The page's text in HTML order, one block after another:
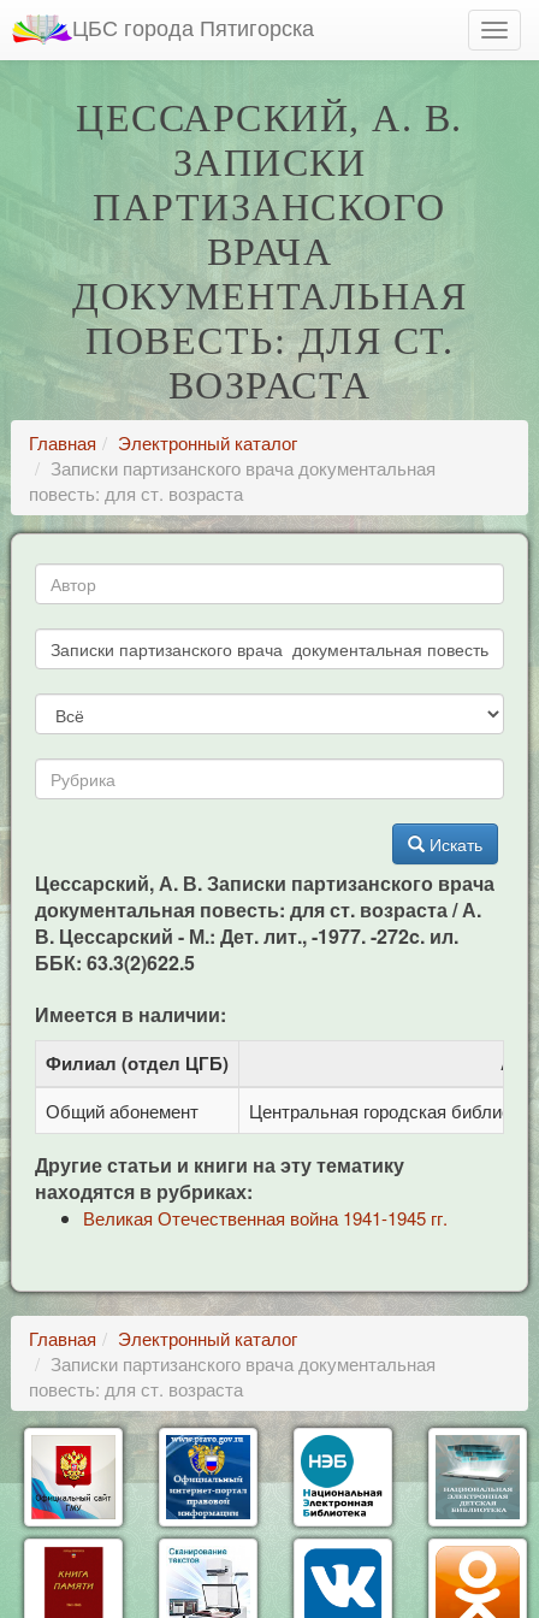
ЦБС города Пятигорска
ЦЕССАРСКИЙ, А. В.
ЗАПИСКИ
ПАРТИЗАНСКОГО
ВРАЧА
ДОКУМЕНТАЛЬНАЯ
ПОВЕСТЬ: ДЛЯ СТ.
ВОЗРАСТА
Главная
Электронный каталог
Записки партизанского врача документальная
повесть: для ст. возраста
Искать
Цессарский, А. В. Записки партизанского врача
документальная повесть: для ст. возраста / А.
В. Цессарский - М.: Дет. лит., -1977. -272c. ил.
ББК: 63.3(2)622.5
Имеется в наличии:
Филиал (отдел ЦГБ)
Общий абонемент Центральная городская
Другие статьи и книги на эту тематику
находятся в рубриках:
Великая Отечественная война 1941-1945 гг.
Главная
Электронный каталог
Записки партизанского врача документальная
повесть: для ст. возраста